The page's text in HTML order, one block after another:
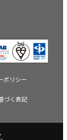
ポリシー
づく表記